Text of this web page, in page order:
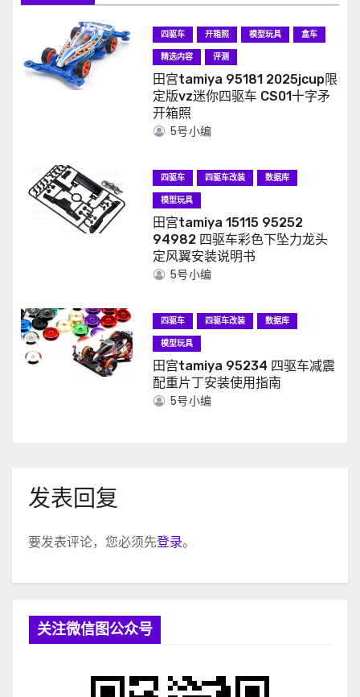
四驱车 开箱照 模型玩具
盒车
精选内容
评测
田宫tamiya 95181 2025jcup限
定版vz迷你四驱车 CS01十字矛
开箱照
5号小编
四驱车 四驱车改装
数据库
模型玩具
田宫tamiya 15115 95252
94982 四驱车彩色下坠力龙头
定风翼安装说明书
5号小编
四驱车 四驱车改装
数据库
模型玩具
田宫tamiya 95234 四驱车减震
配重片丁安装使用指南
5号小编
发表回复
要发表评论，您必须先登录。
关注微信图公众号